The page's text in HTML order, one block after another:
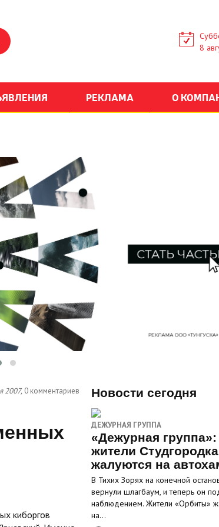
8
РЕКЛАМА О
2007, 0 комментариев
киборгов
Новости сегодня
ДЕЖУРНАЯ ГРУППА
«Дежурная группа»:
жители Студгородка
жалуются на
В Тихих Зорях на конечной
вернули шлагбаум, и теперь он
наблюдением. Жители «Орбиты»
на…